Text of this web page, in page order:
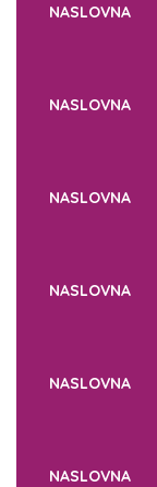
NASLOVNA
NASLOVNA
NASLOVNA
NASLOVNA
NASLOVNA
NASLOVNA